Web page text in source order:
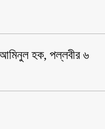
আমিনুল হক, পল্লবীর ৬